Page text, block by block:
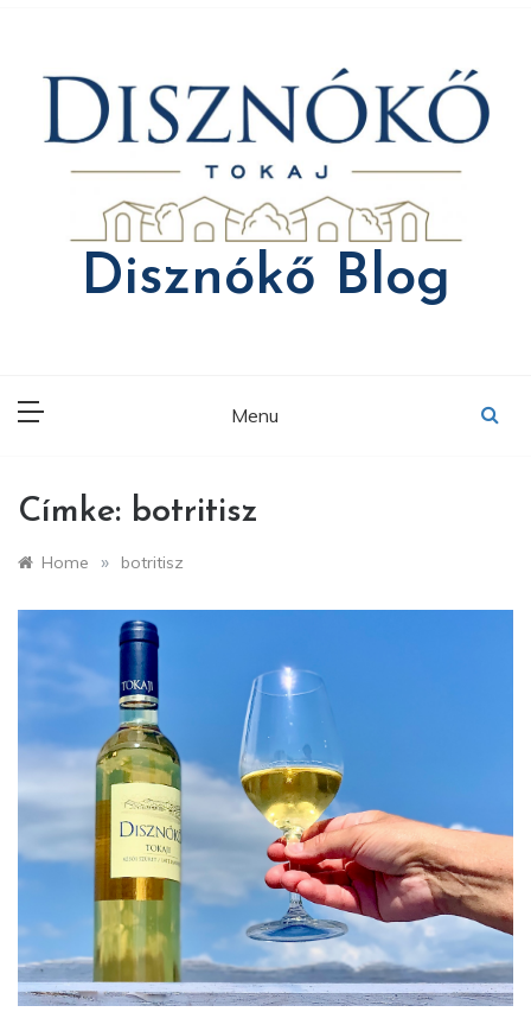
Disznókő Blog
Menu
Címke: botritisz
Home » botritisz